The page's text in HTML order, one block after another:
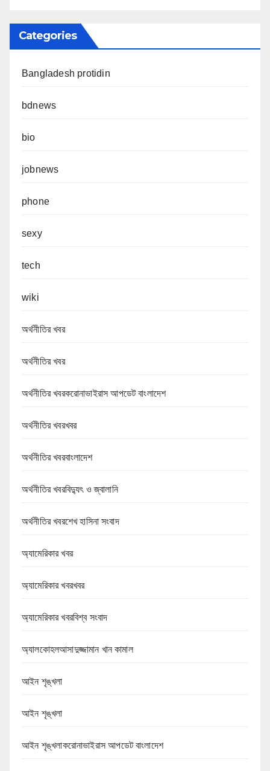
Categories
Bangladesh protidin
bdnews
bio
jobnews
phone
sexy
tech
wiki
অর্থনীতির খবর
অর্থনীতির খবর
অর্থনীতির খবরকরোনাভাইরাস আপডেট বাংলাদেশ
অর্থনীতির খবরখবর
অর্থনীতির খবরবাংলাদেশ
অর্থনীতির খবরবিদ্যুৎ ও জ্বালানি
অর্থনীতির খবরশেখ হাসিনা সংবাদ
অ্যামেরিকার খবর
অ্যামেরিকার খবরখবর
অ্যামেরিকার খবরবিশ্ব সংবাদ
অ্যালকোহলআসাদুজ্জামান খান কামাল
আইন শৃঙ্খলা
আইন শৃঙ্খলা
আইন শৃঙ্খলাকরোনাভাইরাস আপডেট বাংলাদেশ